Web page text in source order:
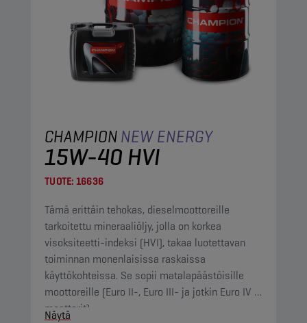
CHAMPIONNEW ENERGY
15W-40 HVI
TUOTE: 16636
Tämä erittäin tehokas, dieselmoottoreille
tarkoitettu mineraaliöljy, jolla on korkea
visoksiteetti-indeksi (HVI), takaa luotettavan
toiminnan monenlaisissa raskaissa
käyttökohteissa. Se sopii matalapäästöisille
moottoreille (Euro II-, Euro III- ja jotkin Euro IV -
moottorit).
Näytä